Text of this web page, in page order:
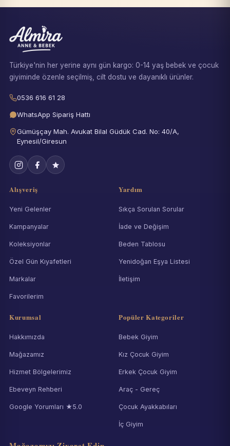
Türkiye'nin her yerine aynı gün kargo: 0-14 yaş bebek ve çocuk
giyiminde özenle seçilmiş, cilt dostu ve dayanıklı ürünler.
0536 616 61 28
WhatsApp Sipariş Hattı
Gümüşçay Mah. Avukat Bilal Güdük Cad. No: 40/A,
Eynesil/Giresun
Alışveriş
Yeni Gelenler
Kampanyalar
Koleksiyonlar
Özel Gün Kıyafetleri
Markalar
Favorilerim
Yardım
Sıkça Sorulan Sorular
İade ve Değişim
Beden Tablosu
Yenidoğan Eşya Listesi
İletişim
Kurumsal
Hakkımızda
Mağazamız
Hizmet Bölgelerimiz
Ebeveyn Rehberi
Google Yorumları ★5.0
Popüler Kategoriler
Bebek Giyim
Kız Çocuk Giyim
Erkek Çocuk Giyim
Araç - Gereç
Çocuk Ayakkabıları
İç Giyim